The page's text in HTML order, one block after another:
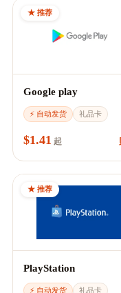
★ 推荐
Google play
⚡ 自动发货 礼品卡
$1.41 起
★ 推荐
PlayStation
⚡ 自动发货 礼品卡